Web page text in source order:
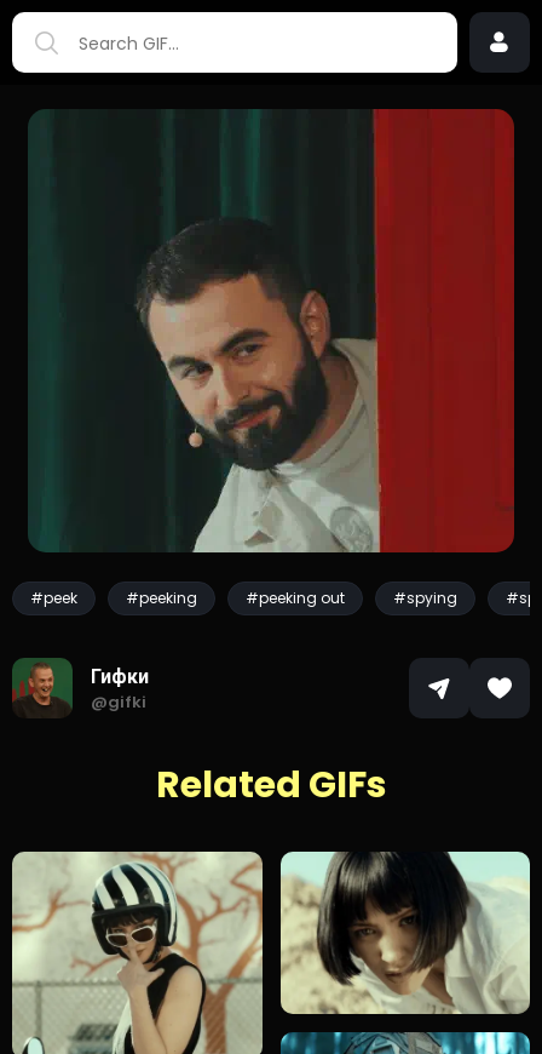
#peek #peeking #peeking out #spying
Гифки
@gifki
Related GIFs